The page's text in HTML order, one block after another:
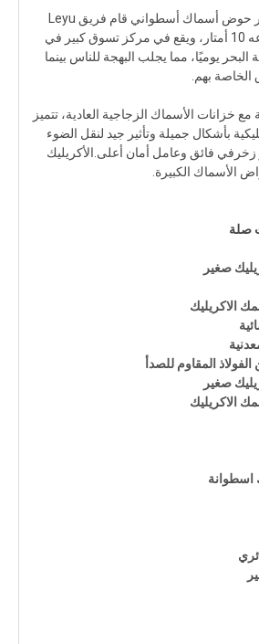
حتى الآن، يبلغ قطر أكبر حوض أسماك أسطواني قام فريق Leyu
بتركيبه 10 أمتار وارتفاعه 10 أمتار، ويقع في مركز تسوق كبير في
يوميًا، مما يجلب البهجة للناس بينما
بهم.
مع خزانات الأسماك الزجاجية العادية، تتميز
بأشكال جميلة وتأثير جيد لنقل الضوء
فائق وعامل أمان أعلى.الأكريليك
الأسماك الكبيرة.
صلة
صغير
الاكريليك
المقاوم للصدأ
صغير
الاكريليك
اسطوانة